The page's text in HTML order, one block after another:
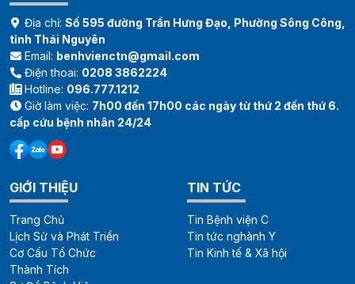
Địa chỉ: Số 595 đường Trần Hưng Đạo, Phường Sông Công,
tỉnh Thái Nguyên
Email: benhvienctn@gmail.com
Điện thoai: 0208 3862224
Hotline: 096.777.1212
Giờ làm việc: 7h00 đến 17h00 các ngày từ thứ 2 đến thứ 6.
cấp cứu bệnh nhân 24/24
GIỚI THIỆU
Trang Chủ
Lịch Sử và Phát Triển
Cơ Cấu Tổ Chức
Thành Tích
TIN TỨC
Tin Bệnh viện C
Tin tức nghành Y
Tin Kinh tế & Xã hội